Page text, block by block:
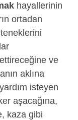
hayallerinin
ortadan
ve
aklına
isteyen
aşacağına,
kaza gibi